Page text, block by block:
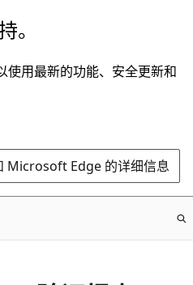
。
用最新的功能、安全更新和
Edge 的详细信息